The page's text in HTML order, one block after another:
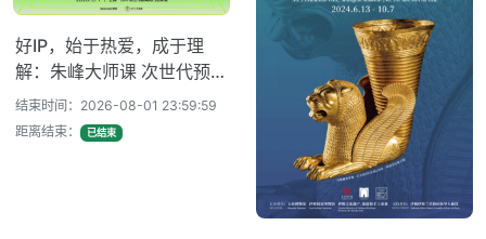
好IP，始于热爱，成于理
解：朱峰大师课 次世代预研
会火热报名中！
结束时间：2026-08-01 23:59:59
距离结束：
已结束